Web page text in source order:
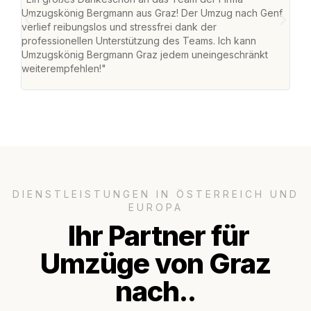
Umzugskönig Bergmann aus Graz! Der Umzug nach Genf
verlief reibungslos und stressfrei dank der
professionellen Unterstützung des Teams. Ich kann
Umzugskönig Bergmann Graz jedem uneingeschränkt
weiterempfehlen!"
DIENSTLEISTUNGEN IN ÖSTERREICH UND
EUROPA
Ihr Partner für
Umzüge von Graz
nach..